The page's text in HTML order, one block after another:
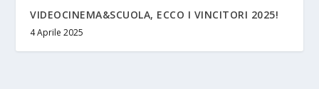
VIDEOCINEMA&SCUOLA, ECCO I VINCITORI 2025!
4 Aprile 2025